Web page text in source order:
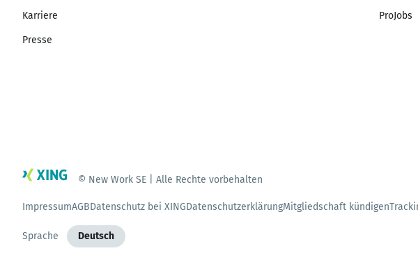
Karriere
Presse
ProJobs
© New Work SE | Alle Rechte vorbehalten
ImpressumAGBDatenschutz bei XINGDatenschutzerklärungMitgliedschaft kündigen
Sprache Deutsch